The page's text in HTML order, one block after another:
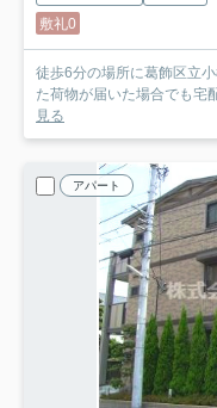
敷礼0
徒歩6分の場所に葛飾区立
た荷物が届いた場合でも宅
見る
アパート